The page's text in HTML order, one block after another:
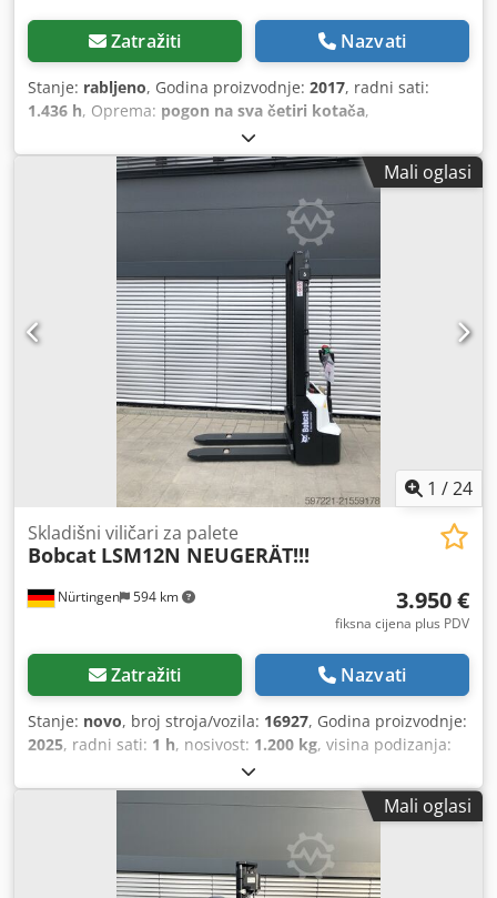
Zatražiti Nazvati
Stanje: rabljeno, Godina proizvodnje: 2017, radni sati:
1.436 h, Oprema: pogon na sva četiri kotača,
Mali oglasi
1 /24
Nürtingen 594 km
Skladišni viličari za palete
Bobcat LSM12N NEUGERÄT!!!
3.950 €
fiksna cijena plus PDV
Zatražiti Nazvati
Stanje: novo, broj stroja/vozila: 16927, Godina proizvodnje:
2025, radni sati: 1 h, nosivost: 1.200 kg, visina podizanja:
600 mm
vrsta jarbola:simpleks, građevinska visina:2.280 mm,
1.150 mm, ukupna
, 5108763 Serijski broj: OBWNL-003130 Podaci
o bateriji: 24 V, 60 Ah Cedoyv S Rmspfx Aamsha
Mali oglasi